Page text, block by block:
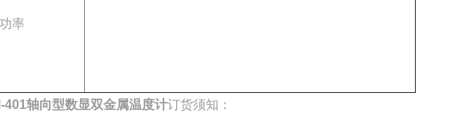
率
401轴向型数显双金属温度计订货须知：